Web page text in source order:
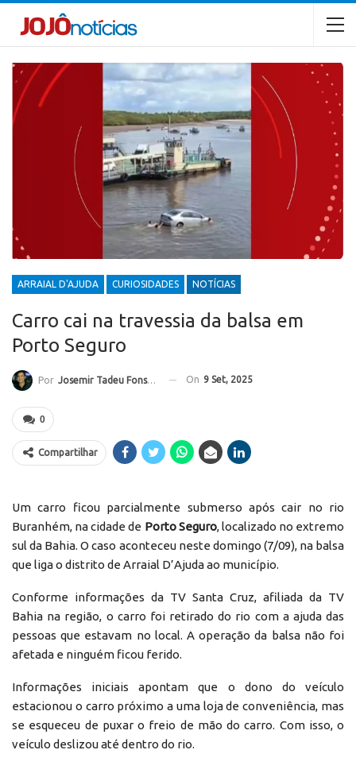
ARRAIAL D'AJUDA CURIOSIDADES NOTÍCIAS
Carro cai na travessia da balsa em
Porto Seguro
Por Josemir Tadeu Fonseca On 9 Set, 2025
0
Compartilhar
Um carro ficou parcialmente submerso após cair no rio
Buranhém, na cidade de Porto Seguro, localizado no extremo
sul da Bahia. O caso aconteceu neste domingo (7/09), na balsa
que liga o distrito de Arraial D’Ajuda ao município.
Conforme informações da TV Santa Cruz, afiliada da TV
Bahia na região, o carro foi retirado do rio com a ajuda das
pessoas que estavam no local. A operação da balsa não foi
afetada e ninguém ficou ferido.
Informações iniciais apontam que o dono do veículo
estacionou o carro próximo a uma loja de conveniência, mas
se esqueceu de puxar o freio de mão do carro. Com isso, o
veículo deslizou até dentro do rio.